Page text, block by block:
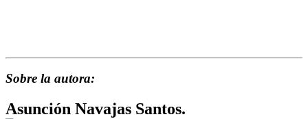
Sobre la autora:
Asunción Navajas Santos.